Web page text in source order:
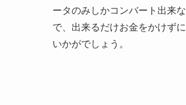
ータのみしかコンバート出来
で、出来るだけお金をかけず
いかがでしょう。